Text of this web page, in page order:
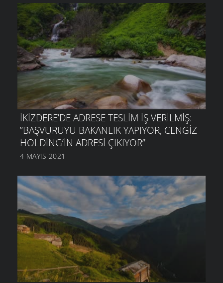
İKIZDERE’DE ADRESE TESLIM IŞ VERILMIŞ:
”BAŞVURUYU BAKANLIK YAPIYOR, CENGIZ
HOLDING’IN ADRESI ÇIKIYOR”
4 MAYIS 2021